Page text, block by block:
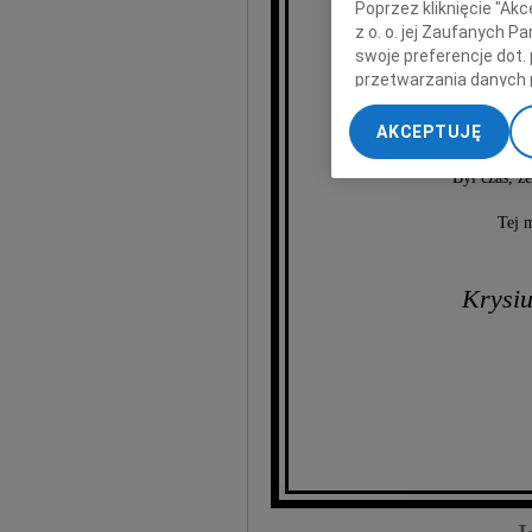
Ciocia, której
Był czas,
Tej
Poprzez kliknięcie
z o. o. jej Zaufanych
swoje preferencje dot.
przetwarzania danych
„Ustawienia
My, nasi Zaufani
dokładnych danych
Przechowywanie
treści, badnie
AKCEPTUJĘ